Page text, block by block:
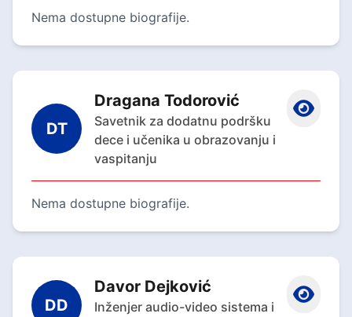
Nema dostupne biografije.
DT
Dragana Todorović
Savetnik za dodatnu podršku
dece i učenika u obrazovanju i
vaspitanju
Nema dostupne biografije.
DD
Davor Dejković
Inženjer audio-video sistema i